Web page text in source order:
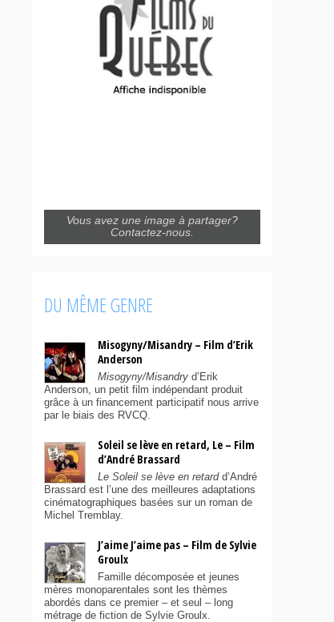
Vous avez une image à partager?
Contactez-nous.
DU MÊME GENRE
Misogyny/Misandry – Film d’Erik
Anderson
Misogyny/Misandry d’Erik
Anderson, un petit film indépendant produit
grâce à un financement participatif nous arrive
par le biais des RVCQ.
Soleil se lève en retard, Le – Film
d’André Brassard
Le Soleil se lève en retardd’André
Brassard est l’une des meilleures adaptations
cinématographiques basées sur un roman de
Michel Tremblay.
J’aime J’aime pas – Film de Sylvie
Groulx
Famille décomposée et jeunes
mères monoparentales sont les thèmes
abordés dans ce premier – et seul – long
métrage de fiction de Sylvie Groulx.